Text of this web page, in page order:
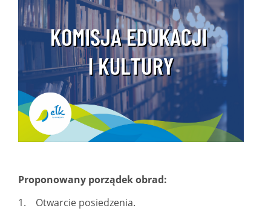
Proponowany porządek obrad:
1. Otwarcie posiedzenia.